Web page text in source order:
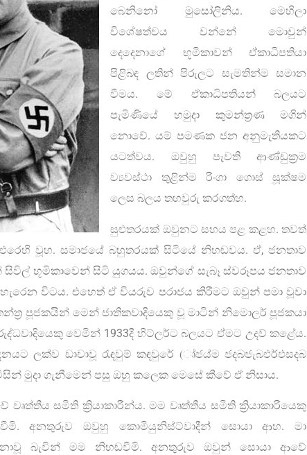
බෙනිනෝ මුසෝලිනිය. මෙහිලා
විශේෂත්වය වන්නේ මොවුන්
දෙදෙනාගේ භූමිකාවන් ඒකාධිපතියා
පිළිබඳ ලතින් පිරුලට සැමතින්ම සමාන
වීමය. මේ ඒකාධිපතියන් බලයට
පැමිණියේ හමුදා කුමන්ත්‍රණ මගින්
නොවේ. යම් පමණක ජන අනුමැතියකට
යටත්වය. ඔවුහු පැවති ආණ්ඩුක්‍රම
ව්‍යවස්ථා තුළින්ම රිංගා ගොස් සූක්ෂම
ලෙස බලය තහවුරු කරගත්හ.
සුළුතරයක් ඔවුනට සහය පළ කළහ. තවත්
වූහ. සමාජයේ බහුතරයක් සිටියේ නිහඬවය. ඒ, ජනතාව
භූමිකාවෙන් සිටි යුගයය. ඔවුන්ගේ සැබෑ ස්වරූපය ජනතාව
විටය. එහෙත් ඒ වියරුව පරාජය කිරීමට ඔවුන් පමා වූවා
පූජකයින් මෙන් ජාතිකවාදියෙකු වූ මාටින් නිමොලර් පූජකයා
වෙමින් 1933දී හිට්ලර්ට බලයට ඒමට උදව් කළේය.
ලක්ව ඩාචාවූ රැඳවුම් කඳවුරේ (ෘ්ජය්ම ජදබජැබඑර්එසදබ
විසින් මුදා ගැනීමෙන් පසු ඔහු කලෙක මෙසේ කීවේ ඒ නිසාය.
සමිති ක්‍රියාකාරීන්ය. මම වෘත්තීය සමිති ක්‍රියාකාරියෙකු
අනතුරුව ඔවුහු කොමියුනිස්ට්වාදීන් සොයා ආහ. මා
බැවින් මම නිහඬවීමි. අනතුරුව ඔවුන් සොයා ආවේ